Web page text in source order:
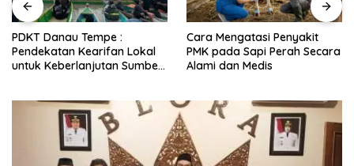
PDKT Danau Tempe :
Pendekatan Kearifan Lokal
untuk Keberlanjutan Sumber
Cara Mengatasi Penyakit
PMK pada Sapi Perah Secara
Alami dan Medis